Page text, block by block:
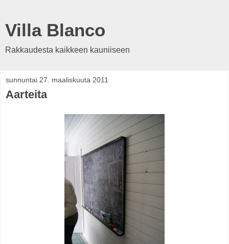
Villa Blanco
Rakkaudesta kaikkeen kauniiseen
sunnuntai 27. maaliskuuta 2011
Aarteita